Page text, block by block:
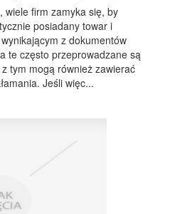
wiele firm zamyka się, by
posiadany towar i
z dokumentów
te często przeprowadzane są
tym mogą również zawierać
Jeśli więc...